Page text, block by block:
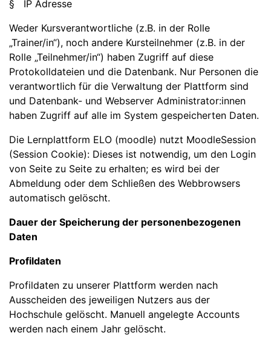
§ IP Adresse
Weder Kursverantwortliche (z.B. in der Rolle
„Trainer/in“), noch andere Kursteilnehmer (z.B. in der
Rolle „Teilnehmer/in“) haben Zugriff auf diese
Protokolldateien und die Datenbank. Nur Personen die
verantwortlich für die Verwaltung der Plattform sind
und Datenbank- und Webserver Administrator:innen
haben Zugriff auf alle im System gespeicherten Daten.
Die Lernplattform ELO (moodle) nutzt MoodleSession
(Session Cookie): Dieses ist notwendig, um den Login
von Seite zu Seite zu erhalten; es wird bei der
Abmeldung oder dem Schließen des Webbrowsers
automatisch gelöscht.
Dauer der Speicherung der personenbezogenen
Daten
Profildaten
Profildaten zu unserer Plattform werden nach
Ausscheiden des jeweiligen Nutzers aus der
Hochschule gelöscht. Manuell angelegte Accounts
werden nach einem Jahr gelöscht.